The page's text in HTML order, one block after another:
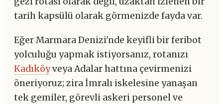
tarih kapsülü olarak görmenizde fayda var.
Eğer Marmara Denizi'nde keyifli bir feribot
yolculuğu yapmak istiyorsanız, rotanızı
Kadıköyveya Adalar hattına çevirmenizi
öneriyoruz; zira İmralı iskelesine yanaşan
tek gemiler, görevli askeri personel ve